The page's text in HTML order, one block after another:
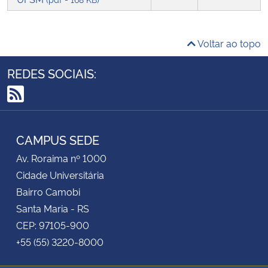
Secretaria de Governo
Gabinete de Segurança Institucional
Banco Central do Brasil
Voltar ao topo
REDES SOCIAIS:
RSS
CAMPUS SEDE
Av. Roraima nº 1000
Cidade Universitária
Bairro Camobi
Santa Maria - RS
CEP: 97105-900
+55 (55) 3220-8000